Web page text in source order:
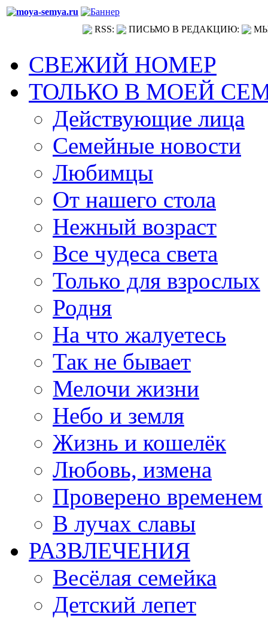
RSS: ПИСЬМО В РЕДАКЦИЮ:
СВЕЖИЙ НОМЕР
ТОЛЬКО В МОЕЙ
Действующие лица
Семейные новости
Любимцы
От нашего стола
Нежный возраст
Все чудеса света
Только для взрослых
Родня
На что жалуетесь
Так не бывает
Мелочи жизни
Небо и земля
Жизнь и кошелёк
Любовь, измена
Проверено временем
В лучах славы
РАЗВЛЕЧЕНИЯ
Весёлая семейка
Детский лепет